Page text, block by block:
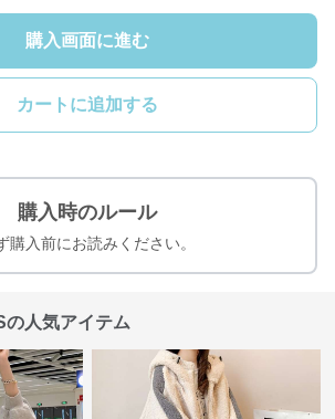
購入画面に進む
カートに追加する
購入時のルール
購入前にお読みください。
の人気アイテム